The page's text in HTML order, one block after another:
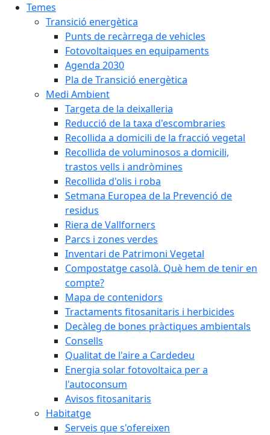
Temes
Transició energètica
Punts de recàrrega de vehicles
Fotovoltaiques en equipaments
Agenda 2030
Pla de Transició energètica
Medi Ambient
Targeta de la deixalleria
Reducció de la taxa d'escombraries
Recollida a domicili de la fracció vegetal
Recollida de voluminosos a domicili,
trastos vells i andròmines
Recollida d'olis i roba
Setmana Europea de la Prevenció de
residus
Riera de Vallforners
Parcs i zones verdes
Inventari de Patrimoni Vegetal
Compostatge casolà. Què hem de tenir en
compte?
Mapa de contenidors
Tractaments fitosanitaris i herbicides
Decàleg de bones pràctiques ambientals
Consells
Qualitat de l'aire a Cardedeu
Energia solar fotovoltaica per a
l'autoconsum
Avisos fitosanitaris
Habitatge
Serveis que s'ofereixen